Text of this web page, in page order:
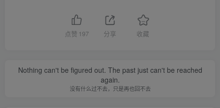
点赞 197 分享 收藏
Nothing can't be figured out. The past just can't be reached
again.
没有什么过不去，只是再也回不去